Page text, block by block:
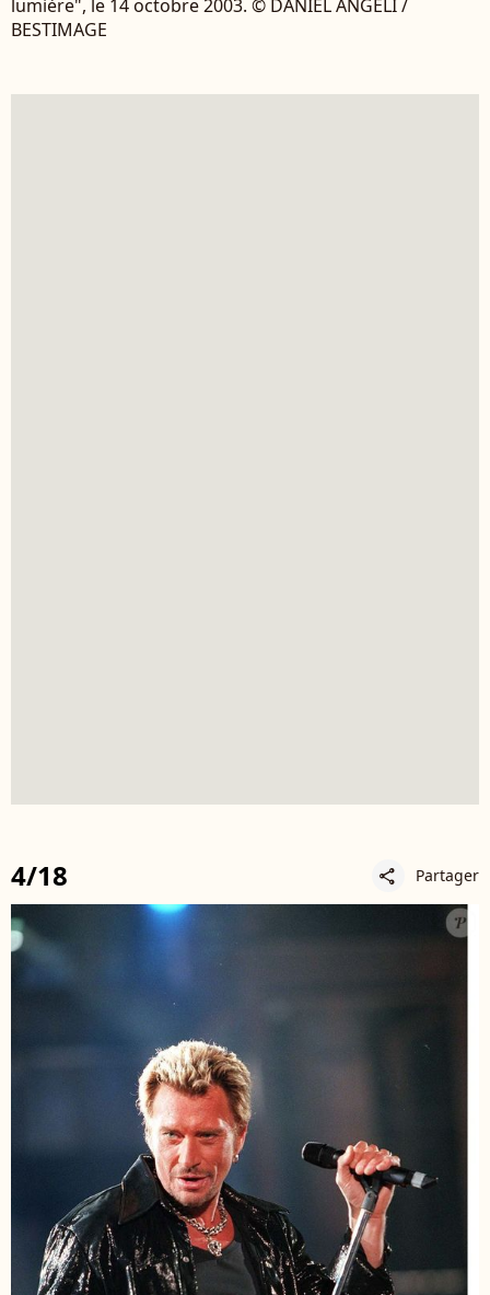
lumière", le 14 octobre 2003. © DANIEL ANGELI /
BESTIMAGE
4/18 share Partager